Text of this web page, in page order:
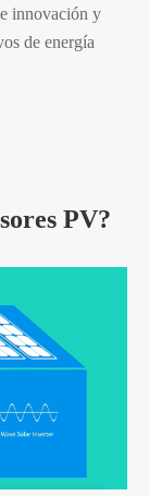
innovación y
de energía
PV?